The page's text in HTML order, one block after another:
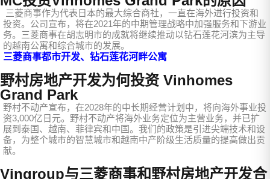
三菱商事作为代表日本的最大综合商社，一直在海外进行投资和
投资。公司宣布，将在2021年的中期管理战略中加强服务和下游业
务。三菱商事在胡志明市的成就将继续推动以钻石莲花河滨为主导
的越南公寓和综合城市的发展。
三菱商事都市开发、钻石莲花河畔公寓
野村房地产开发为何投资 Vinhomes
Grand Park
野村不动产宣布，在2028年的中长期经营计划中，将向海外事业投
资3,000亿日元。野村不动产将海外业务定位为主营业务，并已扩
展到泰国、越南、菲律宾和中国。我们的政策是引进尖端技术和设
备，为整个城市的智慧城市和越南中产阶级生活质量的提高做出贡
献。
Vingroup与三菱商事和野村房地产开发合